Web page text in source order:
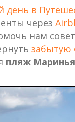
день в
через
нам
забытую
пляж Маринья